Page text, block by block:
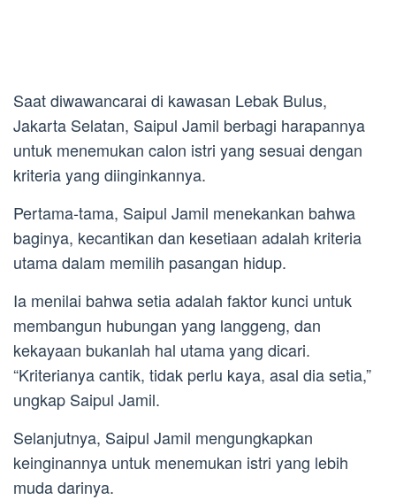
Saat diwawancarai di kawasan Lebak Bulus,
Jakarta Selatan, Saipul Jamil berbagi harapannya
untuk menemukan calon istri yang sesuai dengan
kriteria yang diinginkannya.
Pertama-tama, Saipul Jamil menekankan bahwa
baginya, kecantikan dan kesetiaan adalah kriteria
utama dalam memilih pasangan hidup.
Ia menilai bahwa setia adalah faktor kunci untuk
membangun hubungan yang langgeng, dan
kekayaan bukanlah hal utama yang dicari.
“Kriterianya cantik, tidak perlu kaya, asal dia setia,”
ungkap Saipul Jamil.
Selanjutnya, Saipul Jamil mengungkapkan
keinginannya untuk menemukan istri yang lebih
muda darinya.